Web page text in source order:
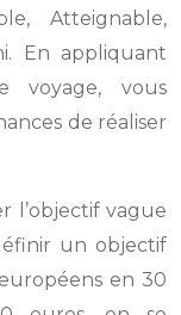
Atteignable,
En appliquant
voyage, vous
de réaliser
l’objectif vague
un objectif
en 30